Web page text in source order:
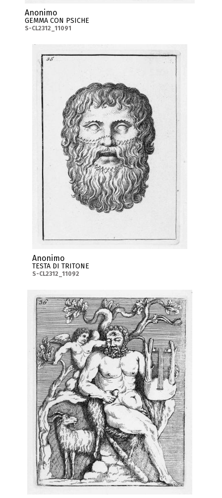
Anonimo
GEMMA CON PSICHE
S-CL2312_11091
Anonimo
TESTA DI TRITONE
S-CL2312_11092